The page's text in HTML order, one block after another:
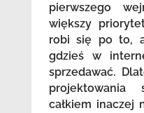
pierwszego
większy
robi się po to,
gdzieś w
sprzedawać.
projektowania
całkiem inaczej